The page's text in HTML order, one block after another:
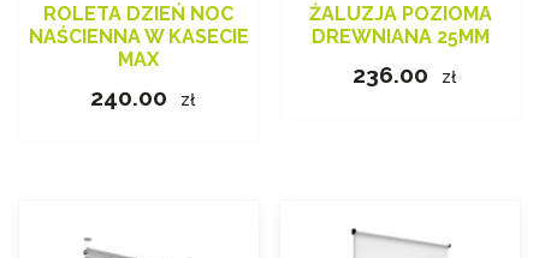
ROLETA DZIEŃ NOC
NAŚCIENNA W KASECIE
MAX
240.00 zł
ŻALUZJA POZIOMA
DREWNIANA 25MM
236.00 zł